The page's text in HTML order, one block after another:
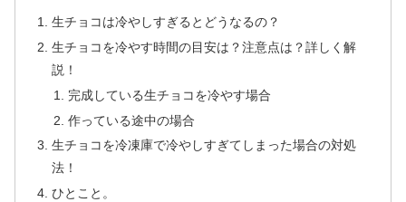
生チョコは冷やしすぎるとどうなるの？
生チョコを冷やす時間の目安は？注意点は？詳しく解
説！
完成している生チョコを冷やす場合
作っている途中の場合
生チョコを冷凍庫で冷やしすぎてしまった場合の対処
法！
ひとこと。